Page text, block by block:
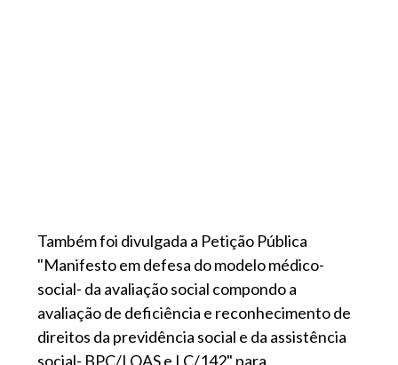
Também foi divulgada a Petição Pública
"Manifesto em defesa do modelo médico-
social- da avaliação social compondo a
avaliação de deficiência e reconhecimento de
direitos da previdência social e da assistência
social- BPC/LOAS e LC/142" para